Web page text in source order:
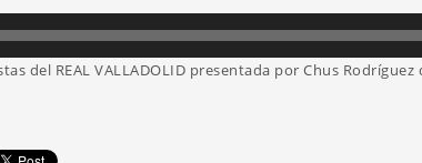
del REAL VALLADOLID presentada por Chus Rodríguez